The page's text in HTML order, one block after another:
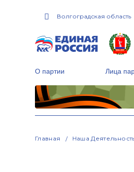
Волгоградская область
О партии Лица
Главная Наша